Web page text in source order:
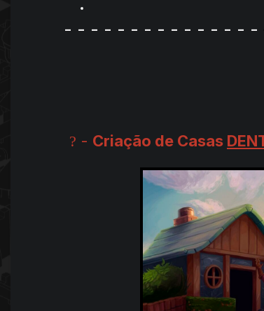
- - - - - - - - - - - - - -
? - Criação de Casas